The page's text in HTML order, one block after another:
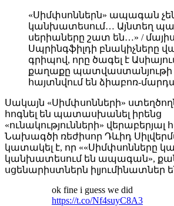
«Սիմփսոններն» ապագան
կանխատեսում… Այնտեղ
սերիաները շատ են…» /
Սպրինգֆիլդի բնակիչները
գրիպով, որը ծագել է
քաղաքը պատվաստանյութի
հայտնվում են ձիաբոռ-
Սակայն «Սիմփսոնների»
հոգնել են պատասխանել իրենց
«ունակությունների» վերաբերյալ
Նախագծի ռեժիսոր Դևիդ
կատակել է, որ ««Սիմփսոնները
կանխատեսում են ապագան»,
սցենարիստներն իլյումինատներ
ok fine i guess we did
https://t.co/Nf4suyC8A3